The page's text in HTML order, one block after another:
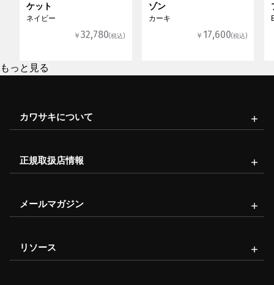
ケット
ネイビー
￥32,780(税込)
ゾン
カーキ
￥ 17,600(税込)
もっと見る
カワサキについて
正規取扱店情報
メールマガジン
リソース